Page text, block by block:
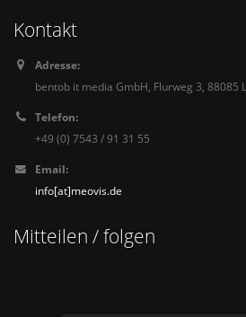
Kontakt
Adresse:
bentob it media GmbH, Flurweg 3, 88085
Telefon:
+49 (0) 7543 / 91 31 55
Email:
info[at]meovis.de
Mitteilen / folgen